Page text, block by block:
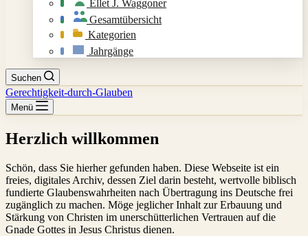
Ellet J. Waggoner
Gesamtübersicht
Kategorien
Jahrgänge
Suchen
Gerechtigkeit-durch-Glauben
Menü
Herzlich willkommen
Schön, dass Sie hierher gefunden haben. Diese Webseite ist ein
freies, digitales Archiv, dessen Ziel darin besteht, wertvolle biblisch
fundierte Glaubenswahrheiten nach Übertragung ins Deutsche frei
zugänglich zu machen. Möge jeglicher Inhalt zur Erbauung und
Stärkung von Christen im unerschütterlichen Vertrauen auf die
Gnade Gottes in Jesus Christus dienen.